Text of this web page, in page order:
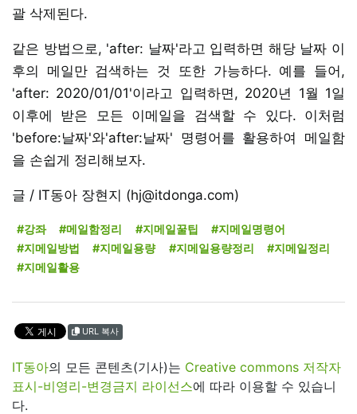
괄 삭제된다.
같은 방법으로, 'after: 날짜'라고 입력하면 해당 날짜 이
후의 메일만 검색하는 것 또한 가능하다. 예를 들어,
'after: 2020/01/01'이라고 입력하면, 2020년 1월 1일
이후에 받은 모든 이메일을 검색할 수 있다. 이처럼
'before:날짜'와'after:날짜' 명령어를 활용하여 메일함
을 손쉽게 정리해보자.
글 / IT동아 장현지 (hj@itdonga.com)
#강좌 #메일함정리 #지메일꿀팁
#지메일명령어
#지메일방법
#지메일용량 #지메일용량정리
#지메일정리
#지메일활용
URL 복사
IT동아의 모든 콘텐츠(기사)는 Creative commons 저작자
표시-비영리-변경금지 라이선스에 따라 이용할 수 있습니
다.